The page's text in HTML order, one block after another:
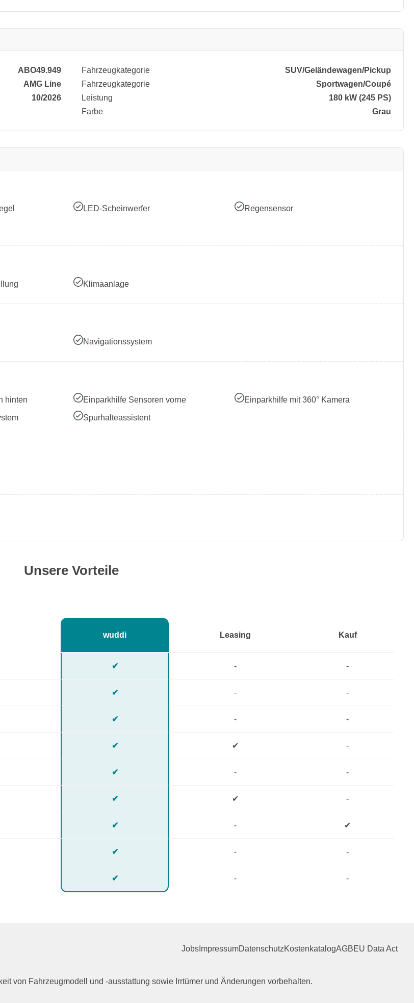
ABO49.949
AMG Line
10/2026
Fahrzeugkategorie
SUV/​Geländewagen/​Pickup
Fahrzeugkategorie
Sportwagen/​Coupé
Leistung
180 kW (245 PS)
Farbe
Grau
LED-Scheinwerfer Regensensor
Klimaanlage
Navigationssystem
hinten Einparkhilfe Sensoren vorne Einparkhilfe mit 360° Kamera
Spurhalteassistent
Unsere Vorteile
wuddi Leasing Kauf
✔ - -
✔ - -
✔ - -
✔ ✔ -
✔ - -
✔ ✔ -
✔ - ✔
✔ - -
✔ - -
Jobs ImpressumDatenschutzKostenkatalogAGBEU Data Act
von Fahrzeugmodell und -ausstattung sowie Irrtümer und Änderungen vorbehalten.